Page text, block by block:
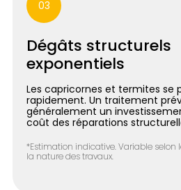
03
Dégâts structurels
exponentiels
Les capricornes et termites se
rapidement. Un traitement
généralement un
coût des réparations
*Estimation indicative. Variable selon
la nature des travaux.